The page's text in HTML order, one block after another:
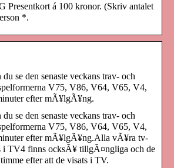
Presentkort á 100 kronor. (Skriv antalet
*.
se den senaste veckans trav- och
V75, V86, V64, V65, V4,
efter mÃ¥lgÃ¥ng.
se den senaste veckans trav- och
V75, V86, V64, V65, V4,
efter mÃ¥lgÃ¥ng.Alla vÃ¥ra tv-
i TV4 finns ocksÃ¥ tillgÃ¤ngliga och de
efter att de visats i TV.